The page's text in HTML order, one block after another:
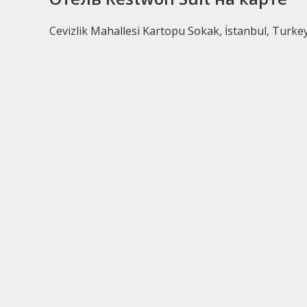
Cevizlik Mahallesi Kartopu Sokak, İstanbul,